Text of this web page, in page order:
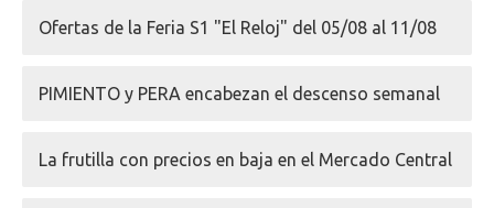
Ofertas de la Feria S1 "El Reloj" del 05/08 al 11/08
PIMIENTO y PERA encabezan el descenso semanal
La frutilla con precios en baja en el Mercado Central